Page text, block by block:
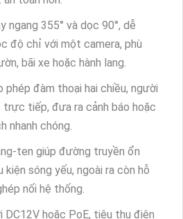
ngang 355° và dọc 90°, dễ
độ chỉ với một camera, phù
bãi xe hoặc hành lang.
đàm thoại hai chiều, người
tiếp, đưa ra cảnh báo hoặc
nhanh chóng.
ten giúp đường truyền ổn
sóng yếu, ngoài ra còn hỗ
nối hệ thống.
DC12V hoặc PoE, tiêu thụ điện